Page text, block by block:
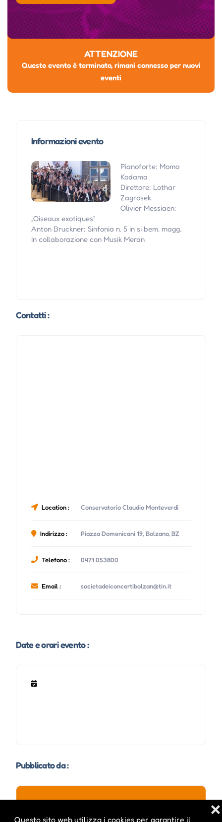
Questo sito web utilizza i cookies per garantire il
❌
ATTENZIONE
Questo evento è terminato, rimani connesso per nuovi
eventi
Informazioni evento
Pianoforte: Momo
Kodama
Direttore: Lothar
Zagrosek
Olivier Messiaen:
„Oiseaux exotiques“
Anton Bruckner: Sinfonia n. 5 in si bem. magg.
In collaborazione con Musik Meran
Contatti :
Location : Conservatorio Claudio Monteverdi
Indirizzo : Piazza Domenicani 19, Bolzano, BZ
Telefono : 0471 053800
Email : societadeiconcertibolzan@tin.it
Date e orari evento :
Pubblicato da :
ale inside